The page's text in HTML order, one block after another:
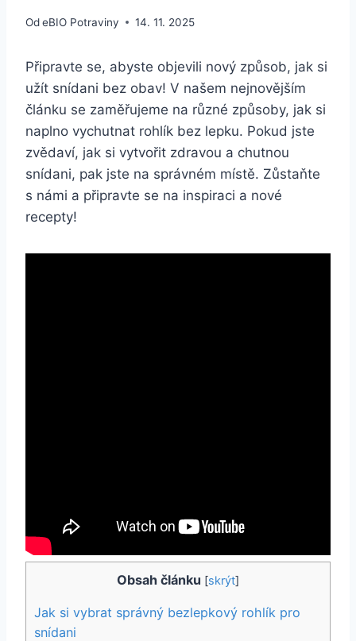
OdeBIO Potraviny 14. 11. 2025
Připravte se, abyste objevili nový způsob, jak si
užít snídani bez obav! V našem nejnovějším
článku se zaměřujeme na různé způsoby, jak si
naplno vychutnat rohlík bez lepku. Pokud jste
zvědaví, jak si vytvořit zdravou a chutnou
snídani, pak jste na správném místě. Zůstaňte
s námi a připravte se na inspiraci a nové
recepty!
Obsah článku [skrýt]
Jak si vybrat správný bezlepkový rohlík pro
snídani